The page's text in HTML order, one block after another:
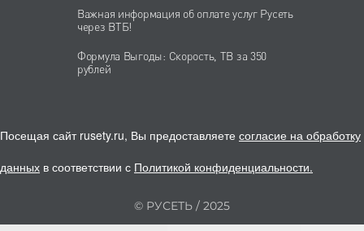
Важная информация об оплате услуг Русеть
через ВТБ!
Формула Выгоды: Скорость, ТВ за 350
рублей
Посещая сайт rusety.ru, Вы предоставляете согласие на обработку
данных в соответствии с Политикой конфиденциальности.
© РУСЕТЬ / 2025